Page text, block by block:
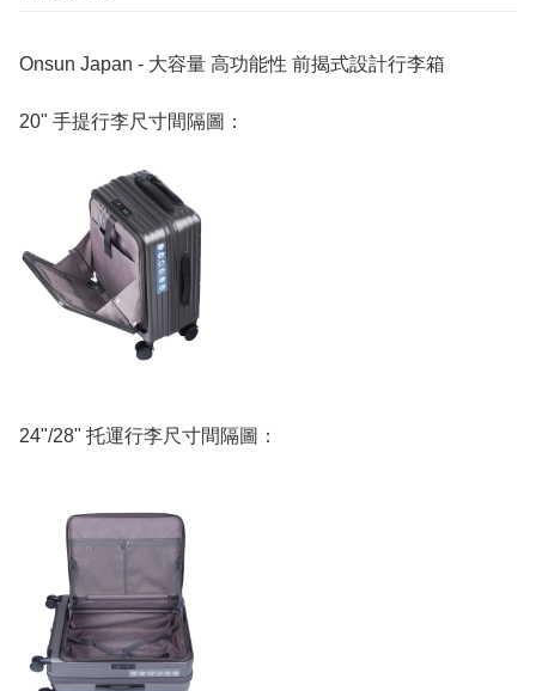
Onsun Japan - 大容量 高功能性 前揭式設計行李箱
20" 手提行李尺寸間隔圖：
24"/28" 托運行李尺寸間隔圖：